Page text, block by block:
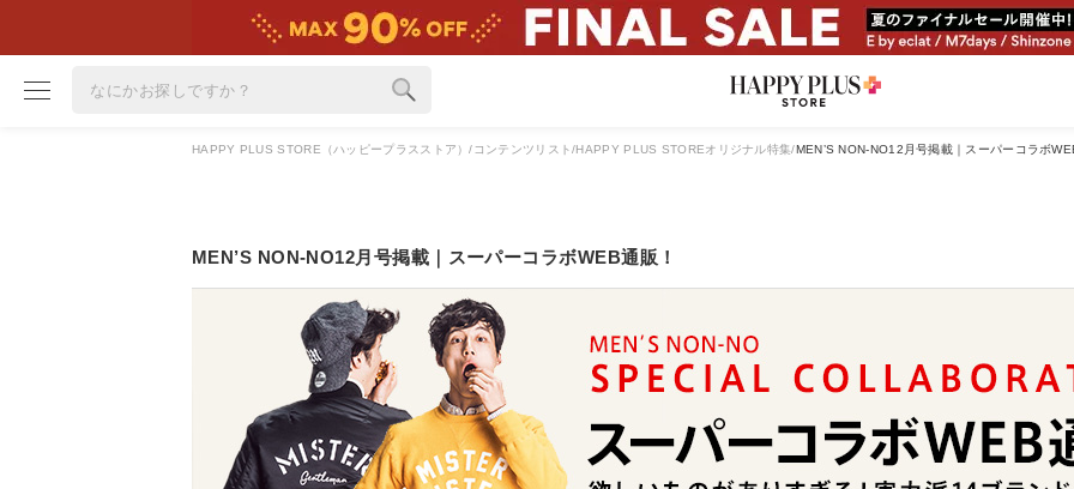
雑誌掲載アイテム
雑誌･書籍(一緒に買うと送料無料)
HAPPY PLUS STORE（ハッピープラスストア） コンテンツリスト HAPPY PLUS STOREオリジナル特集 MEN’S NON-NO12月号掲載｜スーパーコラボ
MEN’S NON-NO12月号掲載｜スーパーコラボWEB通販！